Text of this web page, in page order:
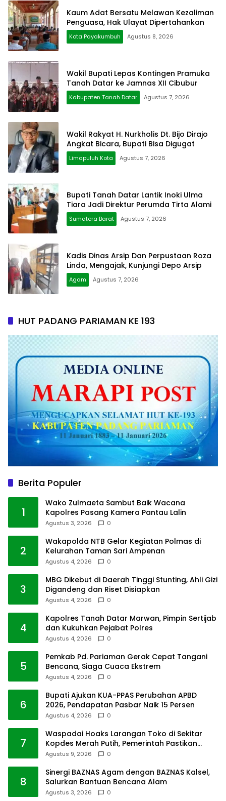
Kaum Adat Bersatu Melawan Kezaliman
Penguasa, Hak Ulayat Dipertahankan
Kota Payakumbuh Agustus 8, 2026
Wakil Bupati Lepas Kontingen Pramuka
Tanah Datar ke Jamnas XII Cibubur
Kabupaten Tanah Datar Agustus 7, 2026
Wakil Rakyat H. Nurkholis Dt. Bijo Dirajo
Angkat Bicara, Bupati Bisa Digugat
Limapuluh Kota Agustus 7, 2026
Bupati Tanah Datar Lantik Inoki Ulma
Tiara Jadi Direktur Perumda Tirta Alami
Sumatera Barat Agustus 7, 2026
Kadis Dinas Arsip Dan Perpustaan Roza
Linda, Mengajak, Kunjungi Depo Arsip
Agam Agustus 7, 2026
HUT PADANG PARIAMAN KE 193
Berita Populer
1
Wako Zulmaeta Sambut Baik Wacana
Kapolres Pasang Kamera Pantau Lalin
Agustus 3, 2026 0
2
Wakapolda NTB Gelar Kegiatan Polmas di
Kelurahan Taman Sari Ampenan
Agustus 4, 2026 0
3
MBG Dikebut di Daerah Tinggi Stunting, Ahli Gizi
Digandeng dan Riset Disiapkan
Agustus 4, 2026 0
4
Kapolres Tanah Datar Marwan, Pimpin Sertijab
dan Kukuhkan Pejabat Polres
Agustus 4, 2026 0
5
Pemkab Pd. Pariaman Gerak Cepat Tangani
Bencana, Siaga Cuaca Ekstrem
Agustus 4, 2026 0
6
Bupati Ajukan KUA-PPAS Perubahan APBD
2026, Pendapatan Pasbar Naik 15 Persen
Agustus 4, 2026 0
7
Waspadai Hoaks Larangan Toko di Sekitar
Kopdes Merah Putih, Pemerintah Pastikan
Usaha Warga Tetap Dilindungi
Agustus 9, 2026 0
8
Sinergi BAZNAS Agam dengan BAZNAS Kalsel,
Salurkan Bantuan Bencana Alam
Agustus 3, 2026 0